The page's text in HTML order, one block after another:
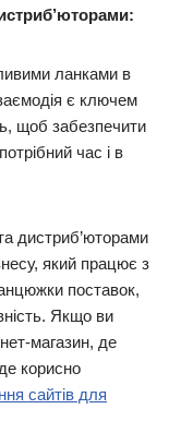
ланками в
є ключем
щоб забезпечити
час і в
дистриб’юторами
який працює з
поставок,
Якщо ви
магазин, де
корисно
сайтів для